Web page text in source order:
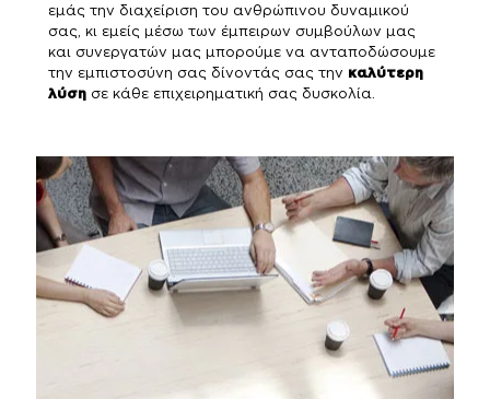
εμάς την διαχείριση του ανθρώπινου δυναμικού
σας, κι εμείς μέσω των έμπειρων συμβούλων μας
και συνεργατών μας μπορούμε να ανταποδώσουμε
την εμπιστοσύνη σας δίνοντάς σας την καλύτερη
λύση σε κάθε επιχειρηματική σας δυσκολία.